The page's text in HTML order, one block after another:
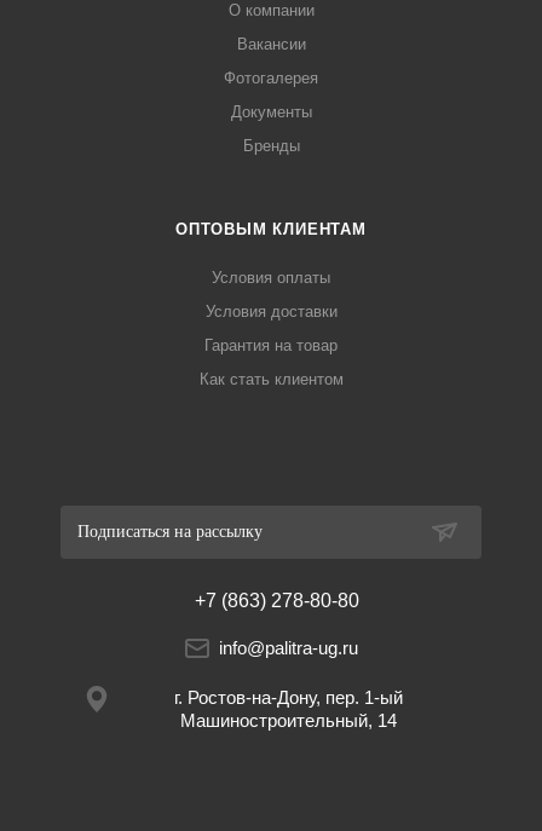
О компании
Вакансии
Фотогалерея
Документы
Бренды
ОПТОВЫМ КЛИЕНТАМ
Условия оплаты
Условия доставки
Гарантия на товар
Как стать клиентом
Подписаться на рассылку
+7 (863) 278-80-80
info@palitra-ug.ru
г. Ростов-на-Дону, пер. 1-ый
Машиностроительный, 14